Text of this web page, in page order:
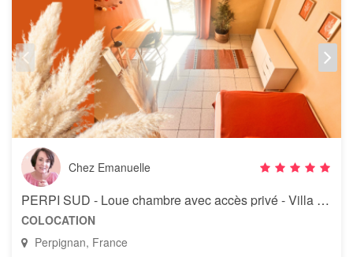
Chez Emanuelle
PERPI SUD - Loue chambre avec accès privé - Villa méditerranéenne
COLOCATION
Perpignan, France